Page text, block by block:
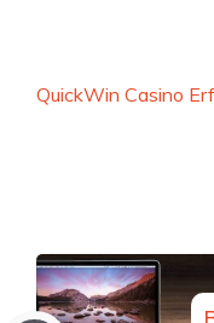
QuickWin Casino